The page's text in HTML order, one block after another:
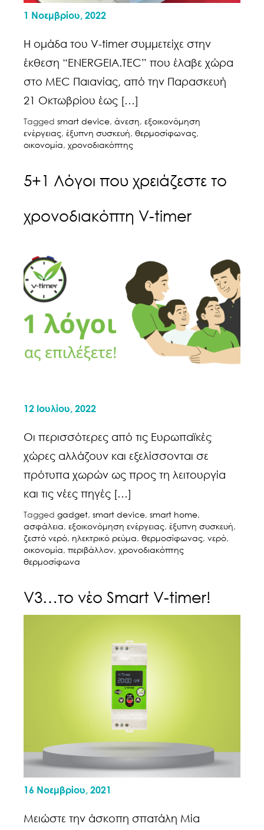
1 Νοεμβρίου, 2022
Η ομάδα του V-timer συμμετείχε στην
έκθεση “ENERGEIA.TEC” που έλαβε χώρα
στο MEC Παιανίας, από την Παρασκευή
21 Οκτωβρίου έως […]
Tagged smart device, άνεση, εξοικονόμηση
ενέργειας, έξυπνη συσκευή, θερμοσίφωνας,
οικονομία, χρονοδιακόπτης
5+1 Λόγοι που χρειάζεστε το
χρονοδιακόπτη V-timer
12 Ιουλίου, 2022
Οι περισσότερες από τις Ευρωπαϊκές
χώρες αλλάζουν και εξελίσσονται σε
πρότυπα χωρών ως προς τη λειτουργία
και τις νέες πηγές […]
Tagged gadget, smart device, smart home,
ασφάλεια, εξοικονόμηση ενέργειας, έξυπνη συσκευή,
ζεστό νερό, ηλεκτρικό ρεύμα, θερμοσίφωνας, νερό,
οικονομία, περιβάλλον, χρονοδιακόπτης
θερμοσίφωνα
V3…το νέο Smart V-timer!
16 Νοεμβρίου, 2021
Μειώστε την άσκοπη σπατάλη Μία